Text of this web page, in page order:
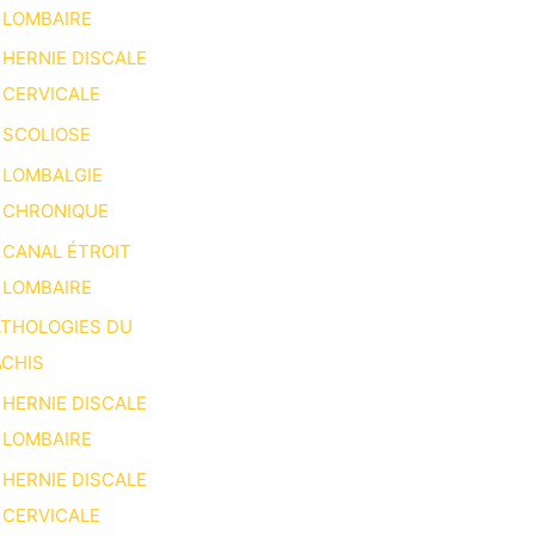
LOMBAIRE
HERNIE DISCALE
CERVICALE
SCOLIOSE
LOMBALGIE
CHRONIQUE
CANAL ÉTROIT
LOMBAIRE
DU
HERNIE DISCALE
LOMBAIRE
HERNIE DISCALE
CERVICALE